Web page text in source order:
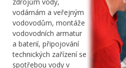
vodárnám a veřejným
vodovodům, montáže
vodovodních armatur
a baterií, připojování
technických zařízení se
spotřebou vody v